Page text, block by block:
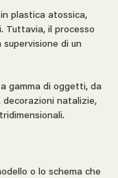
plastica atossica,
Tuttavia, il processo
di un
gamma di oggetti, da
decorazioni natalizie,
o lo schema che